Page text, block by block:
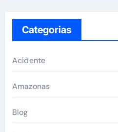
Categorias
Acidente
Amazonas
Blog